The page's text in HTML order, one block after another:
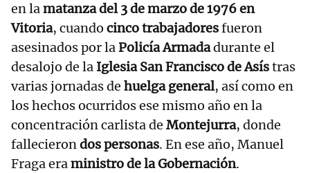
en lamatanza del 3 de marzo de 1976 en
Vitoria, cuando cinco trabajadoresfueron
asesinados por laPolicía Armadadurante el
desalojo de la Iglesia San Francisco de Asístras
varias jornadas de huelga general, así como en
los hechos ocurridos ese mismo año en la
concentración carlista de Montejurra, donde
fallecierondos personas. En ese año, Manuel
Fraga eraministro de la Gobernación.